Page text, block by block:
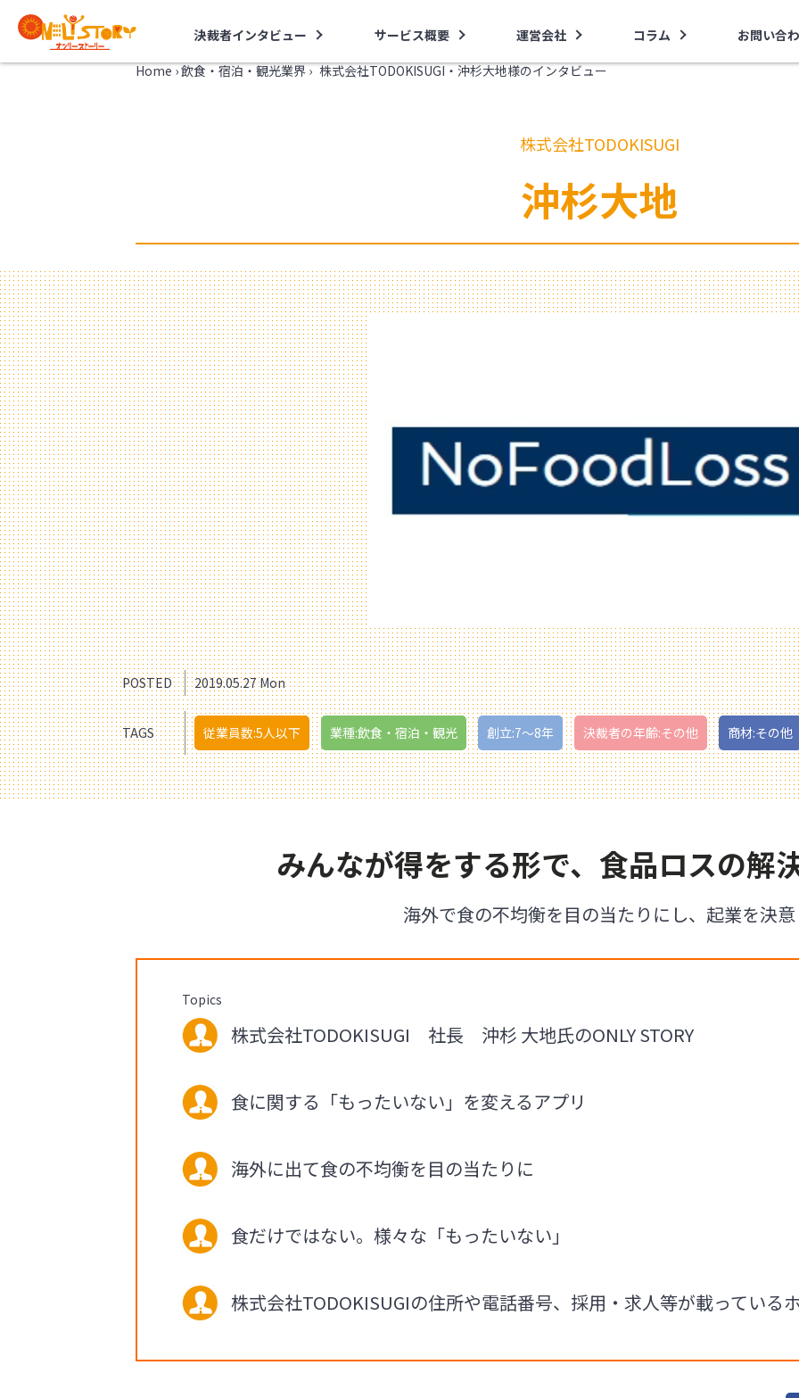
決裁者インタビュー サービス概要 運営会社 コラム お問い合
Home ›飲食・宿泊・観光業界 › 株式会社TODOKISUGI・沖杉大地様のインタビュー
株式会社TODOKISUGI
沖杉大地
POSTED 2019.05.27 Mon
TAGS 従業員数:5人以下 業種:飲食・宿泊・観光 創立:7〜8年 決裁者の年齢:その他 商材:その他
みんなが得をする形で、食品ロスの解
海外で食の不均衡を目の当たりにし、起業を決意
Topics
株式会社TODOKISUGI 社長 沖杉 大地氏のONLY STORY
食に関する「もったいない」を変えるアプリ
海外に出て食の不均衡を目の当たりに
食だけではない。様々な「もったいない」
株式会社TODOKISUGIの住所や電話番号、採用・求人等が載っている